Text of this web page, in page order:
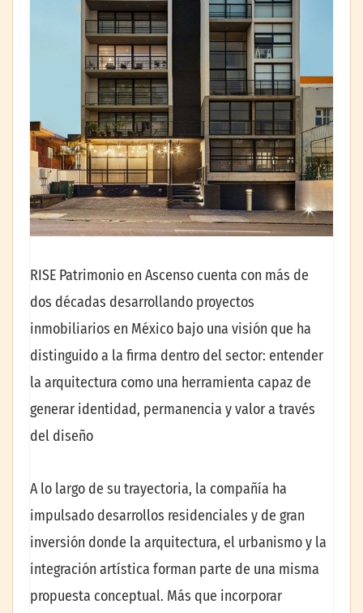
RISE Patrimonio en Ascenso cuenta con más de
dos décadas desarrollando proyectos
inmobiliarios en México bajo una visión que ha
distinguido a la firma dentro del sector: entender
la arquitectura como una herramienta capaz de
generar identidad, permanencia y valor a través
del diseño
A lo largo de su trayectoria, la compañía ha
impulsado desarrollos residenciales y de gran
inversión donde la arquitectura, el urbanismo y la
integración artística forman parte de una misma
propuesta conceptual. Más que incorporar